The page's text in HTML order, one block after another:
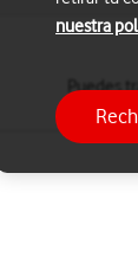
Puedes
nuestra